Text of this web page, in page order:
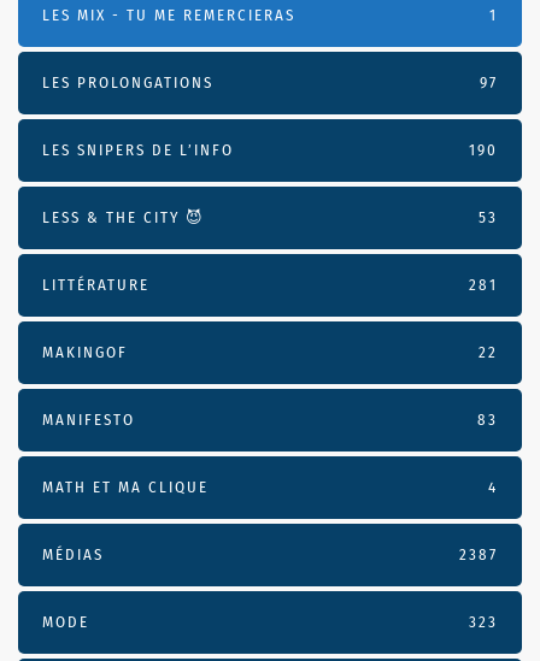
LES MIX - TU ME REMERCIERAS 1
LES PROLONGATIONS 97
LES SNIPERS DE L’INFO 190
LESS & THE CITY 😈 53
LITTÉRATURE 281
MAKINGOF 22
MANIFESTO 83
MATH ET MA CLIQUE 4
MÉDIAS 2387
MODE 323